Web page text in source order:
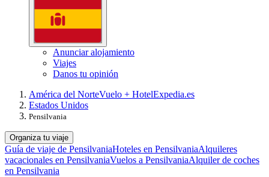
Anunciar alojamiento
Viajes
Danos tu opinión
América del NorteVuelo + HotelExpedia.es
Estados Unidos
Pensilvania
Organiza tu viaje
Guía de viaje de PensilvaniaHoteles en PensilvaniaAlquileres
vacacionales en PensilvaniaVuelos a PensilvaniaAlquiler de coches
en Pensilvania